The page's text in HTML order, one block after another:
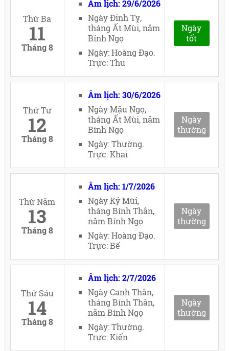
Thứ Ba
11
Tháng 8
Âm lịch: 29/6/2026
Ngày Đinh Tỵ,
tháng Ất Mùi, năm
Bính Ngọ
Ngày: Hoàng Đạo.
Trực: Thu
Ngày
tốt
Thứ Tư
12
Tháng 8
Âm lịch: 30/6/2026
Ngày Mậu Ngọ,
tháng Ất Mùi, năm
Bính Ngọ
Ngày: Thường.
Trực: Khai
Ngày
thường
Thứ Năm
13
Tháng 8
Âm lịch: 1/7/2026
Ngày Kỷ Mùi,
tháng Bính Thân,
năm Bính Ngọ
Ngày: Hoàng Đạo.
Trực: Bế
Ngày
thường
Thứ Sáu
14
Tháng 8
Âm lịch: 2/7/2026
Ngày Canh Thân,
tháng Bính Thân,
năm Bính Ngọ
Ngày: Thường.
Trực: Kiến
Ngày
thường